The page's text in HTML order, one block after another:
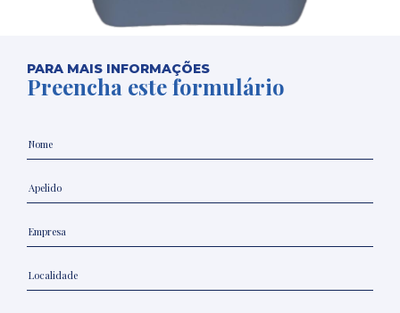
PARA MAIS INFORMAÇÕES
Preencha este formulário